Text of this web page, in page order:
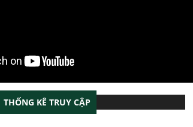
THỐNG KÊ TRUY CẬP